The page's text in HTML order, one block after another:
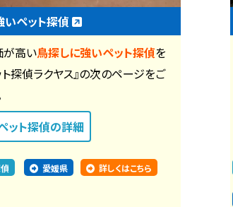
いペット探偵
が高い鳥探しに強いペット探偵を
ト探偵ラクヤス』の次のページをご
ット探偵の詳細
愛媛県 詳しくはこちら